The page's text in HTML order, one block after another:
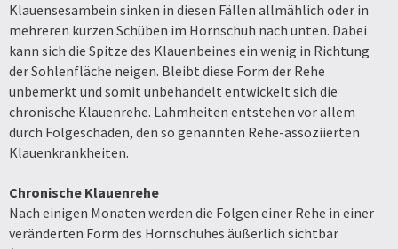
Klauensesambein sinken in diesen Fällen allmählich oder in
mehreren kurzen Schüben im Hornschuh nach unten. Dabei
kann sich die Spitze des Klauenbeines ein wenig in Richtung
der Sohlenfläche neigen. Bleibt diese Form der Rehe
unbemerkt und somit unbehandelt entwickelt sich die
chronische Klauenrehe. Lahmheiten entstehen vor allem
durch Folgeschäden, den so genannten Rehe-assoziierten
Klauenkrankheiten.
Chronische Klauenrehe
Nach einigen Monaten werden die Folgen einer Rehe in einer
veränderten Form des Hornschuhes äußerlich sichtbar